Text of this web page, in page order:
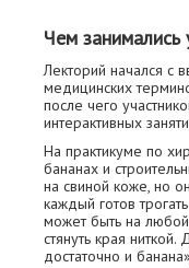
Чем занимались
Лекторий начался с
медицинских
после чего
интерактивных
На практикуме по
бананах и
на свиной коже, но
каждый готов
может быть на
стянуть края
достаточно и